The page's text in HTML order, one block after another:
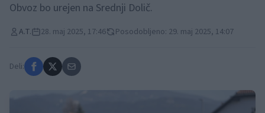
Obvoz bo urejen na Srednji Dolič.
A.T. 28. maj 2025, 17:46 Posodobljeno: 29. maj 2025, 14:07
Deli: